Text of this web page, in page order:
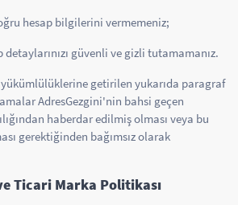
hesap bilgilerini vermemeniz;
güvenli ve gizli tutamamanız.
getirilen yukarıda paragraf
AdresGezgini'nin bahsi geçen
haberdar edilmiş olması veya bu
gerektiğinden bağımsız olarak
Ticari Marka Politikası